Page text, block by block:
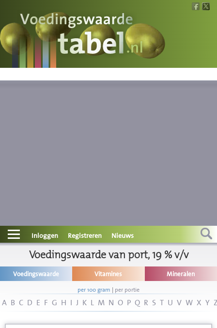
Voedingswaarde
Wat is wat?
Contact
Informatie
Disclaimer
Inloggen Registreren Nieuws
Voedingswaarde van port, 19 % v/v
Voedingswaarde Vitamines Mineralen
per 100 gram | per portie
A B C D E F G H I J K L M N O P Q R S T U V W X Y